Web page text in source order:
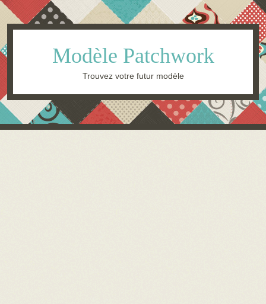
Modèle Patchwork
Trouvez votre futur modèle